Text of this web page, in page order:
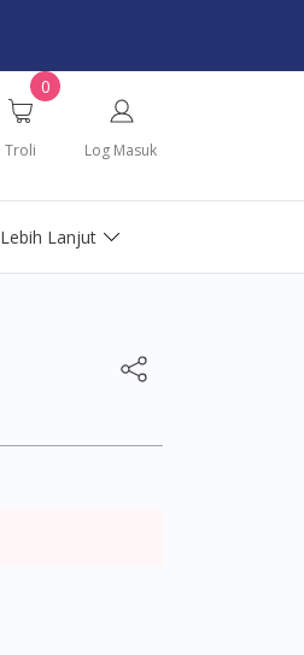
0
Troli Log Masuk
Lebih Lanjut